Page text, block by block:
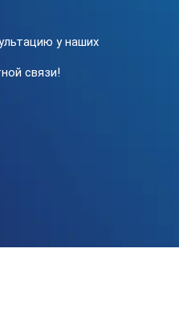
у наших
связи!